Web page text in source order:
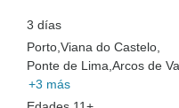
3 días
Porto,Viana do Castelo,
Ponte de Lima,Arcos de
+3 más